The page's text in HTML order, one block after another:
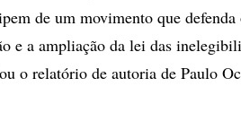
de um movimento que
e a ampliação da lei das
o relatório de autoria de Paulo